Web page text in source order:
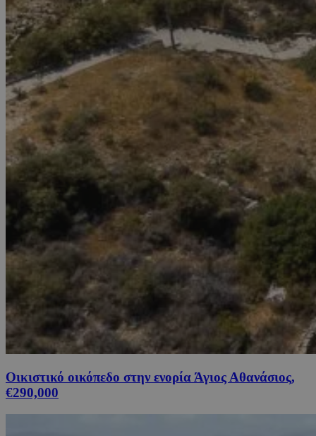
Οικιστικό οικόπεδο στην ενορία Άγιος Αθανάσιος,
€290,000